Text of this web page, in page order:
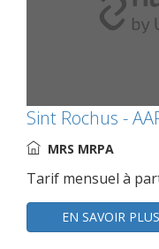
Sint Rochus -
MRS MRPA
Tarif mensuel à
EN SAVOIR PLUS